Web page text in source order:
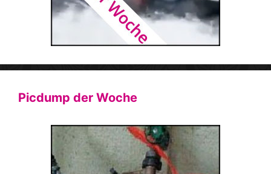
Picdump der Woche